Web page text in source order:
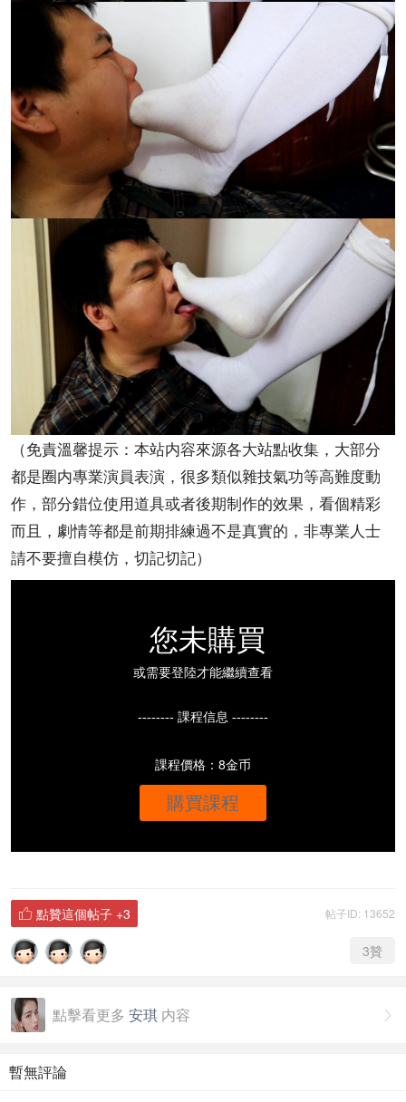
（免責溫馨提示：本站内容來源各大站點收集，大部分
都是圈内專業演員表演，很多類似雜技氣功等高難度動
作，部分錯位使用道具或者後期制作的效果，看個精彩
而且，劇情等都是前期排練過不是真實的，非專業人士
請不要擅自模仿，切記切記）
您未購買
或需要登陸才能繼續查看
-------- 課程信息 --------
課程價格：8金币
購買課程
帖子ID: 13652
 點贊這個帖子 +3
3贊

點擊看更多 安琪 内容
暫無評論